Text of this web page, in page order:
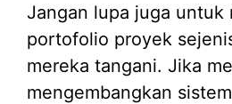
Jangan lupa juga untuk
portofolio proyek
mereka tangani. Jika
mengembangkan